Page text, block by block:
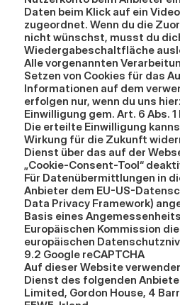
Daten beim Klick auf ein
zugeordnet. Wenn du die
nicht wünschst, musst du
Wiedergabeschaltfläche
Alle vorgenannten
Setzen von Cookies für das
Informationen auf dem
erfolgen nur, wenn du uns
Einwilligung gem. Art. 6 Abs.
Die erteilte Einwilligung
Wirkung für die Zukunft
Dienst über das auf der
„Cookie-Consent-Tool“
Für Datenübermittlungen in
Anbieter dem EU-US-
Data Privacy Framework)
Basis eines
Europäischen Kommission
europäischen
9.2 Google reCAPTCHA
Auf dieser Website
Dienst des folgenden
Limited, Gordon House, 4